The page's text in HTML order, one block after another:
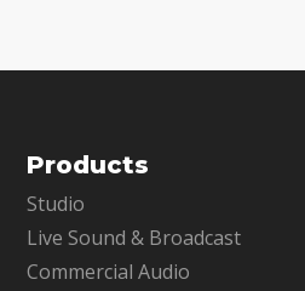
Products
Studio
Live Sound & Broadcast
Commercial Audio